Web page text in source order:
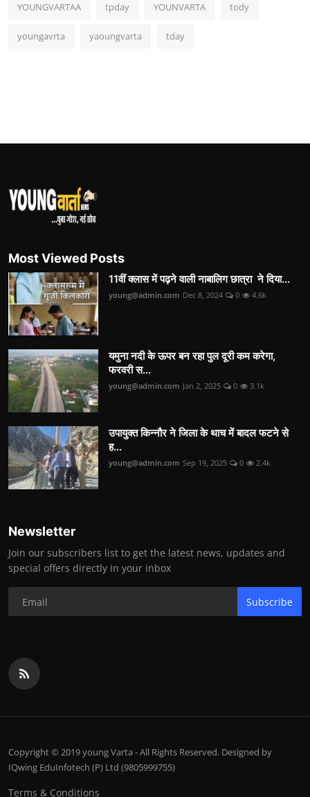
YOUNGVARTAA tpday YOUNVARTA tody
youngavrta yaoungvarta tday
Most Viewed Posts
11वीं क्लास में पढ़ने वाली नाबालिग छात्रा ने दिया...
young@admin.com Dec 8, 2024 0 4.6k
यमुना नदी के ऊपर बन रहा पुल दूरी कम करेगा,
फरवरी स...
young@admin.com Jan 2, 2025 0 3.1k
उपायुक्त किन्नौर ने जिला के थाच में बादल फटने से
ह...
young@admin.com Sep 19, 2025 0 2.4k
Newsletter
Join our subscribers list to get the latest news, updates and
special offers directly in your inbox
Subscribe
Copyright © 2019 young Varta - All Rights Reserved. Designed by
IQwing EduInfotech (P) Ltd (9805999755)
Terms & Conditions